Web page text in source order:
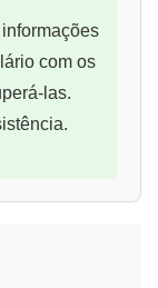
com os
las.